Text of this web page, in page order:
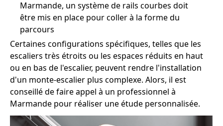
Marmande, un système de rails courbes doit
être mis en place pour coller à la forme du
parcours
Certaines configurations spécifiques, telles que les
escaliers très étroits ou les espaces réduits en haut
ou en bas de l'escalier, peuvent rendre l'installation
d'un monte-escalier plus complexe. Alors, il est
conseillé de faire appel à un professionnel à
Marmande pour réaliser une étude personnalisée.